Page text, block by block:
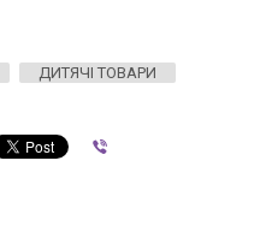
ДИТЯЧІ ТОВАРИ